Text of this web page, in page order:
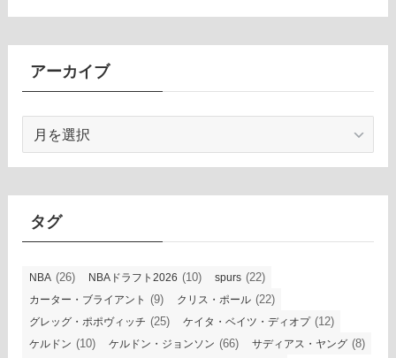
アーカイブ
カ
イ
タグ
NBA (26) NBAドラフト2026 (10) spurs (22)
カーター・ブライアント (9) クリス・ポール (22)
グレッグ・ポポヴィッチ (25) ケイタ・ベイツ・ディオプ(12)
ケルドン (10) ケルドン・ジョンソン (66) サディアス・ヤング (8)